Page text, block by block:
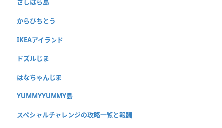
からぴちとう
IKEAアイランド
ドズルじま
はなちゃんじま
YUMMYYUMMY島
スペシャルチャレンジの攻略一覧と報酬